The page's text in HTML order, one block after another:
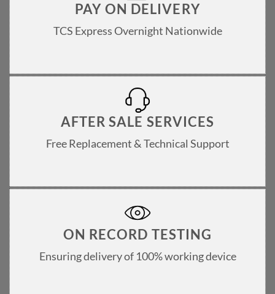
PAY ON DELIVERY
TCS Express Overnight Nationwide
AFTER SALE SERVICES
Free Replacement & Technical Support
ON RECORD TESTING
Ensuring delivery of 100% working device